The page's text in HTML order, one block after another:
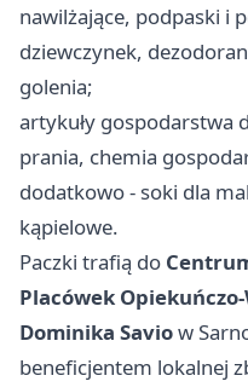
nawilżające, podpaski i
dziewczynek,
golenia;
artykuły gospodarstwa
prania, chemia
dodatkowo - soki dla
kąpielowe.
Paczki trafią do
Placówek
Dominika Saviow
beneficjentem lokalnej